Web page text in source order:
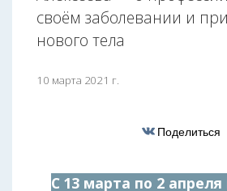
своём заболевании и
нового тела
10 марта 2021 г.
Поделиться
С 13 марта по 2